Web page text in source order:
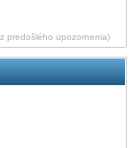
predošlého upozornenia)